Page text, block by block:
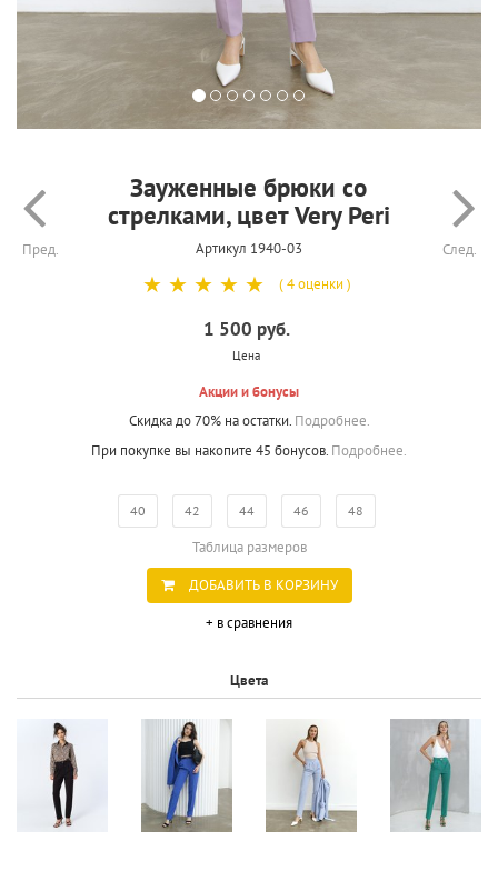
Пред.
Зауженные брюки со
стрелками, цвет Very Peri
Артикул 1940-03 След.
☆
☆
☆
☆
☆ ( 4 оценки )
1 500 руб.
Цена
Акции и бонусы
Скидка до 70% на остатки. Подробнее.
При покупке вы накопите 45 бонусов. Подробнее.
40 42 44 46 48
Таблица размеров
ДОБАВИТЬ В КОРЗИНУ
+ в сравнения
Цвета